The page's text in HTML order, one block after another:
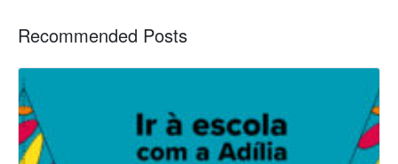
Recommended Posts